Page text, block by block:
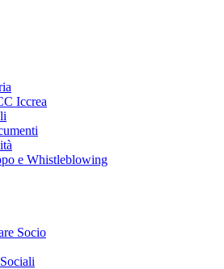
Iccrea
e Whistleblowing
Socio